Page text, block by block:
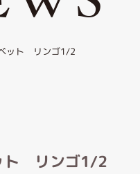
ット リンゴ1/2
ト リンゴ1/2